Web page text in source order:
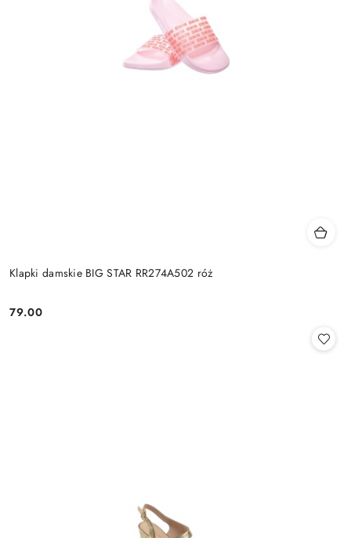
Klapki damskie BIG STAR RR274A502 róż
Cena:
79.00